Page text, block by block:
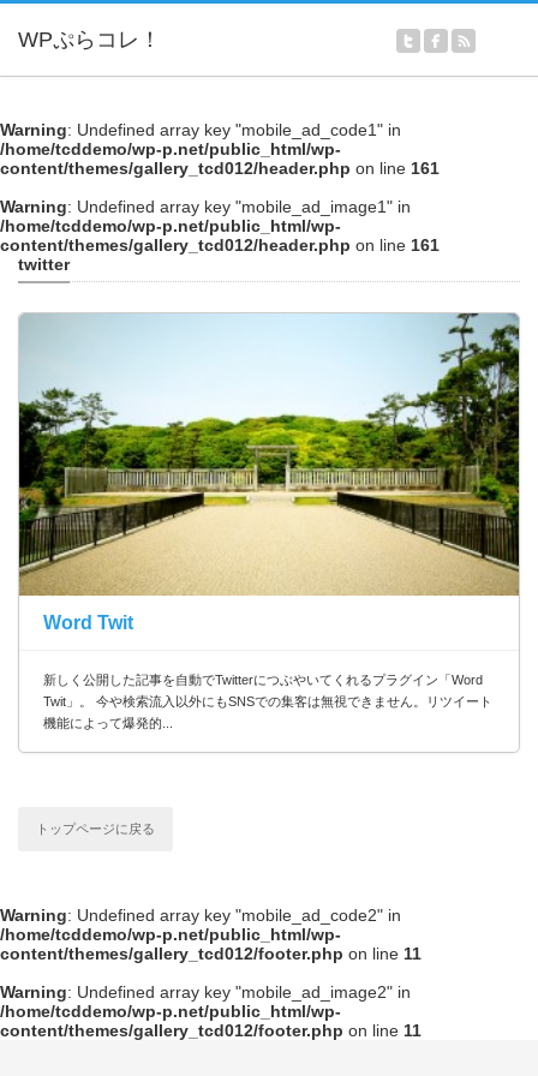
Warning: Undefined array key "mobile_ad_code1" in
/home/tcddemo/wp-p.net/public_html/wp-
content/themes/gallery_tcd012/header.php on line 161
Warning: Undefined array key "mobile_ad_image1" in
/home/tcddemo/wp-p.net/public_html/wp-
content/themes/gallery_tcd012/header.php on line 161
twitter
Word Twit
新しく公開した記事を自動でTwitterにつぶやいてくれるプラグイン「Word
Twit」。 今や検索流入以外にもSNSでの集客は無視できません。リツイート
機能によって爆発的...
トップページに戻る
Warning: Undefined array key "mobile_ad_code2" in
/home/tcddemo/wp-p.net/public_html/wp-
content/themes/gallery_tcd012/footer.php on line 11
Warning: Undefined array key "mobile_ad_image2" in
/home/tcddemo/wp-p.net/public_html/wp-
content/themes/gallery_tcd012/footer.php on line 11